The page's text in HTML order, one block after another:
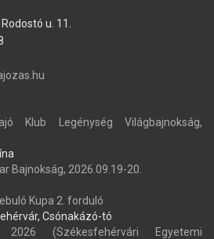
u. 11.
Klub Legénység Világbajnokság,
Bajnokság, 2026.09.19-20.
Kupa 2. forduló
Csónakázó-tó
(Székesfehérvári Egyetemi